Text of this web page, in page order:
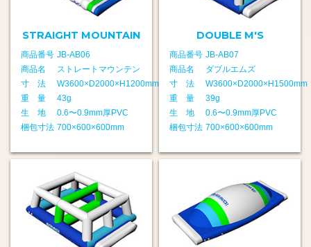
STRAIGHT MOUNTAIN
商品番号 JB-AB06
商品名
ストレートマウンテン
寸 法
W3600×D2000×H1200mm
重 量
43g
生 地
0.6〜0.9mm厚PVC
梱包寸法 700×600×600mm
DOUBLE M'S
商品番号 JB-AB07
商品名
ダブルエムズ
寸 法
W3600×D2000×H1500mm
重 量
39g
生 地
0.6〜0.9mm厚PVC
梱包寸法 700×600×600mm